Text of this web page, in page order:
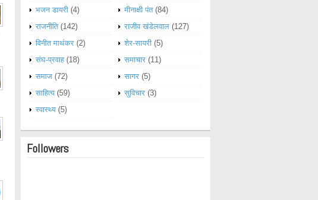
भजन डायरी (4) मीनाक्षी पंत (84)
राजनीति (142) राजीव खंडेलवाल (127)
विनीत माथंकर (2) शेर-सायरी (5)
संघ-प्रवाह (18) समाचार (11)
समाज (72) सागर (5)
साहित्य (59) सुविचार (3)
स्वास्थ्य (5)
Followers